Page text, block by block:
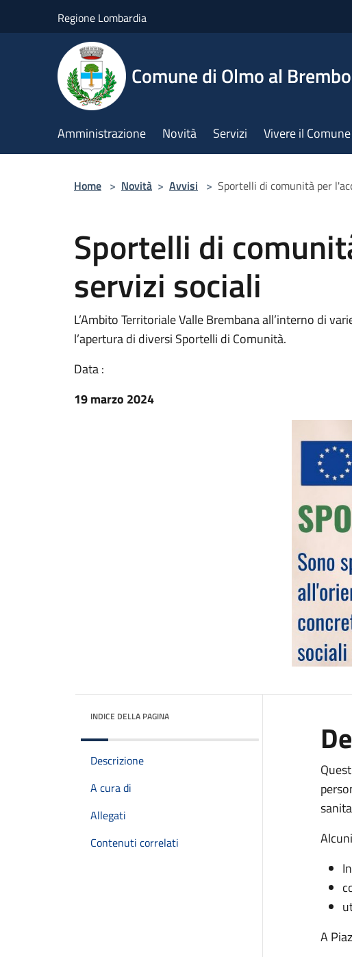
Regione Lombardia
Comune di Olmo al Brembo
Amministrazione Novità Servizi Vivere il Comune
Home > Novità > Avvisi > Sportelli di comunità per
Sportelli di
servizi sociali
L’Ambito Territoriale Valle Brembana all’interno di
l’apertura di diversi Sportelli di Comunità.
Data :
19 marzo 2024
INDICE DELLA PAGINA
Descrizione
A cura di
Allegati
Contenuti correlati
A